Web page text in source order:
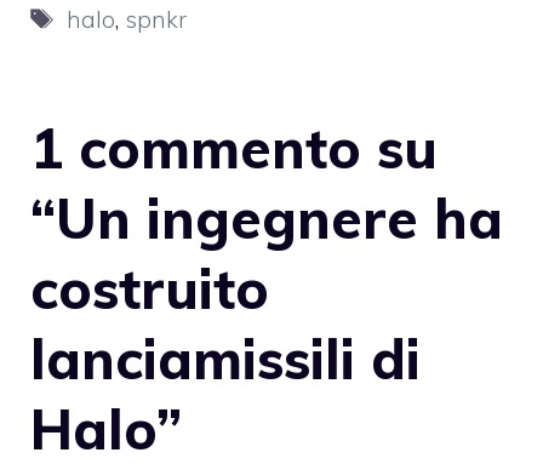
Tag
halo, spnkr
1 commento su
“Un ingegnere ha
costruito
lanciamissili di
Halo”